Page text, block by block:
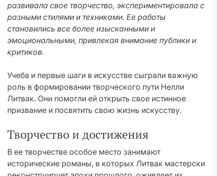
развивала свое творчество, экспериментировала с
разными стилями и техниками. Ее работы
становились все более изысканными и
эмоциональными, привлекая внимание публики и
критиков.
Учеба и первые шаги в искусстве сыграли важную
роль в формировании творческого пути Нелли
Литвак. Они помогли ей открыть свое истинное
призвание и посвятить свою жизнь искусству.
Творчество и достижения
В ее творчестве особое место занимают
исторические романы, в которых Литвак мастерски